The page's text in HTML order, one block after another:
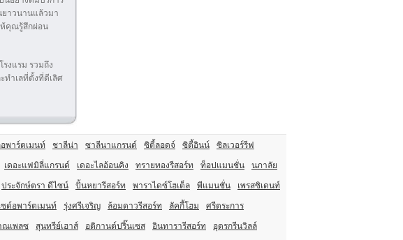
ยาวนานแล้วมา
ห้คุณรู้สึกผ่อน
งแรม รวมถึง
ทำเลที่ตั้งที่ดีเลิศ
พาร์ตเมนท์ ชาลีน่า ซาลีนาแกรนด์ ซิตี้ลอดจ์ ซิตี้อินน์ ซิลเวอร์รีฟ
เดอะแฟมิลี่แกรนด์ เดอะไลอ้อนคิง ทรายทองรีสอร์ท ท็อปแมนชั่น นภาลัย
ประจักษ์ตรา ดีไซน์ ปั้นหยารีสอร์ท พาราไดซ์โฮเต็ล พีแมนชั่น เพรสซิเดนท์
ซด์อพาร์ตเมนท์ รุ่งศรีเจริญ ล้อมดาวรีสอร์ท ลัคกี้โฮม ศรีตระการ
ณเพลซ สุนทรีย์เฮาส์ อติกานต์ปริ๊นเซส อินทารารีสอร์ท อุดรกรีนวิลล์